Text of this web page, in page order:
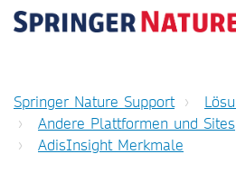
Springer Nature Support
Andere Plattformen und Sites
AdisInsight Merkmale